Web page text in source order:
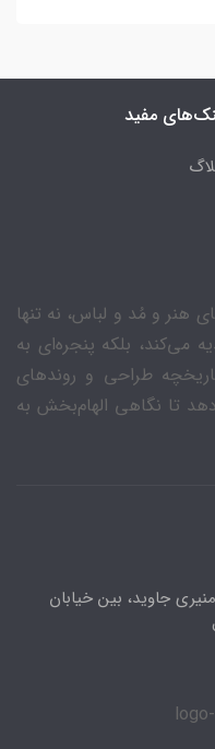
مفید
هنر و مُد و لباس، نه تنها
می‌کند، بلکه پنجره‌ای به
طراحی و روندهای
تا نگاهی الهام‌بخش به
جاوید، بین خیابان